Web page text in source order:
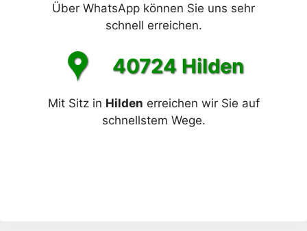
Über WhatsApp können Sie uns sehr
schnell erreichen.
40724 Hilden
Mit Sitz in Hilden erreichen wir Sie auf
schnellstem Wege.